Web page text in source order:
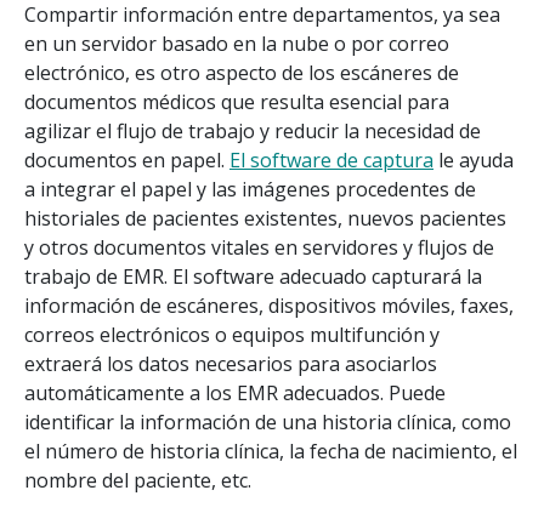
Compartir información entre departamentos, ya sea
en un servidor basado en la nube o por correo
electrónico, es otro aspecto de los escáneres de
documentos médicos que resulta esencial para
agilizar el flujo de trabajo y reducir la necesidad de
documentos en papel. El software de captura le ayuda
a integrar el papel y las imágenes procedentes de
historiales de pacientes existentes, nuevos pacientes
y otros documentos vitales en servidores y flujos de
trabajo de EMR. El software adecuado capturará la
información de escáneres, dispositivos móviles, faxes,
correos electrónicos o equipos multifunción y
extraerá los datos necesarios para asociarlos
automáticamente a los EMR adecuados. Puede
identificar la información de una historia clínica, como
el número de historia clínica, la fecha de nacimiento, el
nombre del paciente, etc.